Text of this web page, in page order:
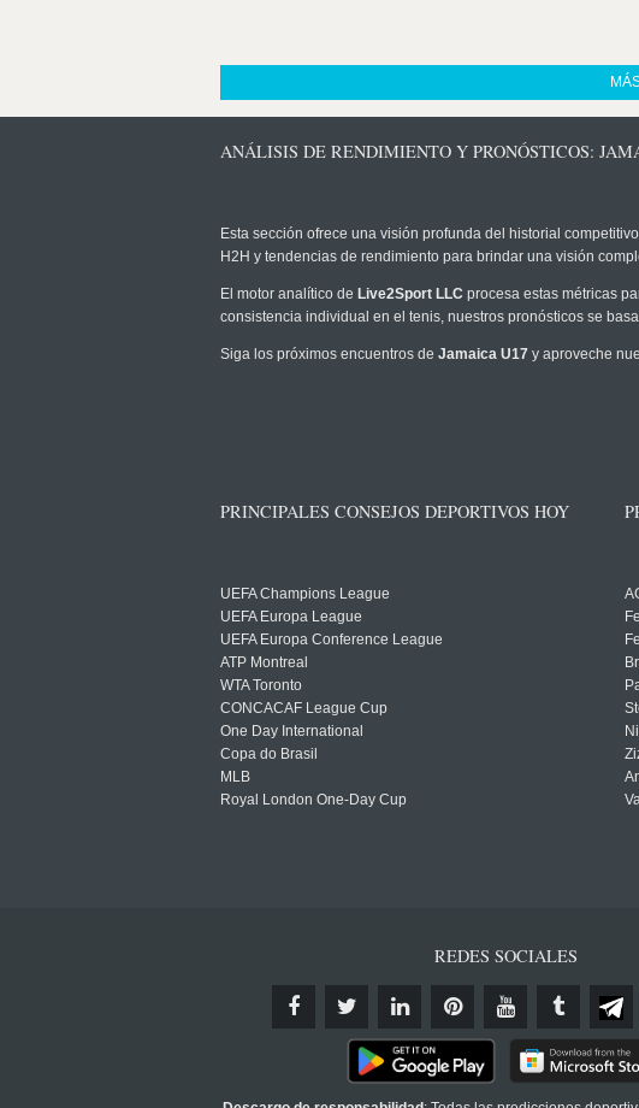
ANÁLISIS DE RENDIMIENTO Y PRONÓSTICOS:
Esta sección ofrece una visión profunda del historial
H2H y tendencias de rendimiento para brindar una visión
El motor analítico de Live2Sport LLC procesa estas métricas
consistencia individual en el tenis, nuestros pronósticos se
Siga los próximos encuentros de Jamaica U17 y aproveche
PRINCIPALES CONSEJOS DEPORTIVOS HOY
UEFA Champions League
UEFA Europa League
UEFA Europa Conference League
ATP Montreal
WTA Toronto
CONCACAF League Cup
One Day International
Copa do Brasil
MLB
Royal London One-Day Cup
REDES SOCIALES